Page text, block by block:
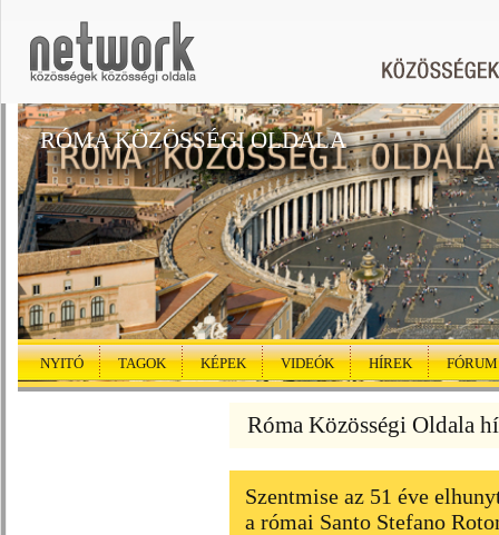
RÓMA KÖZÖSSÉGI OLDALA
NYITÓ TAGOK KÉPEK VIDEÓK HÍREK FÓRUM
Róma Közösségi Oldala
Szentmise az 51 éve
a római Santo Stefano